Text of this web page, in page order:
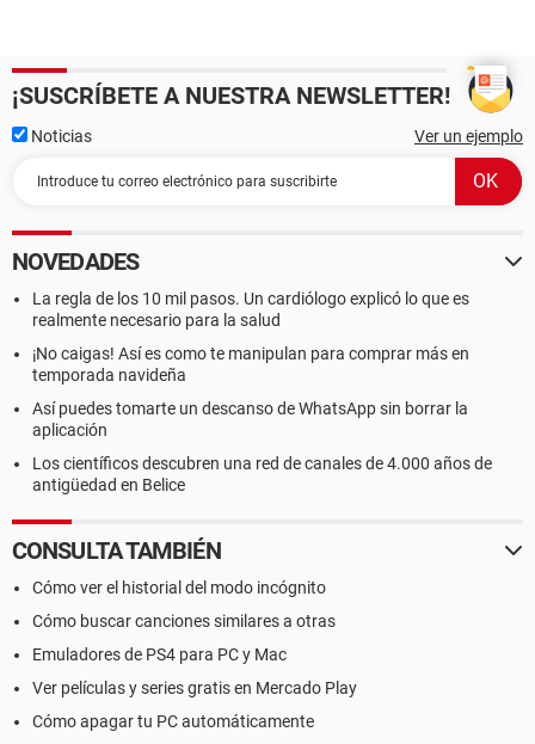
¡SUSCRÍBETE A NUESTRA NEWSLETTER!
Noticias Ver un ejemplo
NOVEDADES
La regla de los 10 mil pasos. Un cardiólogo explicó lo que es
realmente necesario para la salud
¡No caigas! Así es como te manipulan para comprar más en
temporada navideña
Así puedes tomarte un descanso de WhatsApp sin borrar la
aplicación
Los científicos descubren una red de canales de 4.000 años de
antigüedad en Belice
CONSULTA TAMBIÉN
Cómo ver el historial del modo incógnito
Cómo buscar canciones similares a otras
Emuladores de PS4 para PC y Mac
Ver películas y series gratis en Mercado Play
Cómo apagar tu PC automáticamente